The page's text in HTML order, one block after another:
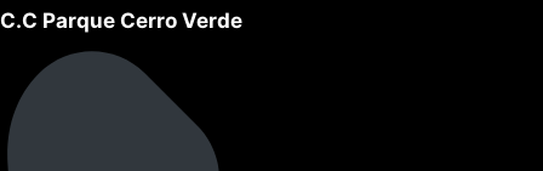
C.C Parque Cerro Verde